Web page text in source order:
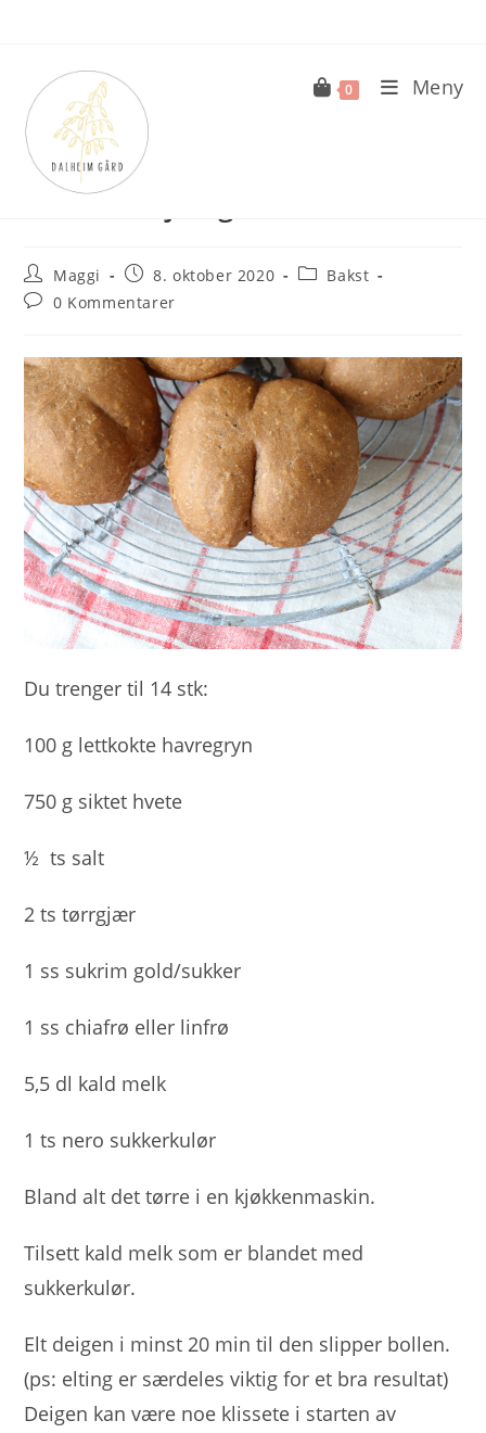
0 Meny
Dalheims julegeiter
Post
author:
Maggi
Post
published:
8. oktober 2020
PostBakst
Post0 Kommentarer
Du trenger til 14 stk:
100 g lettkokte havregryn
750 g siktet hvete
½ ts salt
2 ts tørrgjær
1 ss sukrim gold/sukker
1 ss chiafrø eller linfrø
5,5 dl kald melk
1 ts nero sukkerkulør
Bland alt det tørre i en kjøkkenmaskin.
Tilsett kald melk som er blandet med
sukkerkulør.
Elt deigen i minst 20 min til den slipper bollen.
(ps: elting er særdeles viktig for et bra resultat)
Deigen kan være noe klissete i starten av